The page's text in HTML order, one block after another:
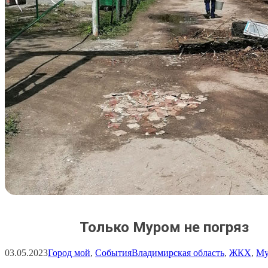
Только Муром не погряз
03.05.2023Город мой, СобытияВладимирская область, ЖКХ,